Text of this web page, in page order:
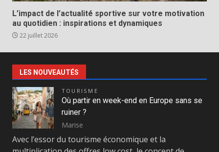
L’impact de l’actualité sportive sur votre motivation
au quotidien : inspirations et dynamiques
22 juillet 2026
LES NOUVEAUTÉS
TOURISME
Où partir en week-end en Europe sans se
ruiner ?
Marise
Avec l’essor du tourisme économique et la